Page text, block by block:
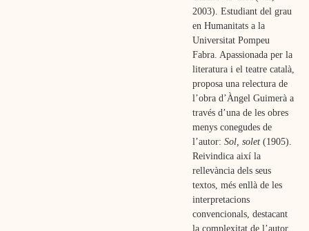
2003). Estudiant del grau
en Humanitats a la
Universitat Pompeu
Fabra. Apassionada per la
literatura i el teatre català,
proposa una relectura de
l’obra d’Àngel Guimerà a
través d’una de les obres
menys conegudes de
l’autor:Sol, solet (1905).
Reivindica així la
rellevància dels seus
textos, més enllà de les
interpretacions
convencionals, destacant
la complexitat de l’autor.